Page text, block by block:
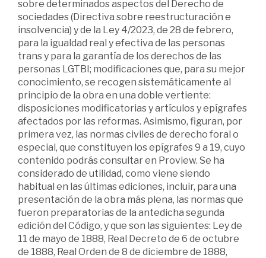
sobre determinados aspectos del Derecho de
sociedades (Directiva sobre reestructuración e
insolvencia) y de la Ley 4/2023, de 28 de febrero,
para la igualdad real y efectiva de las personas
trans y para la garantía de los derechos de las
personas LGTBI; modificaciones que, para su mejor
conocimiento, se recogen sistemáticamente al
principio de la obra en una doble vertiente:
disposiciones modificatorias y artículos y epígrafes
afectados por las reformas. Asimismo, figuran, por
primera vez, las normas civiles de derecho foral o
especial, que constituyen los epígrafes 9 a 19, cuyo
contenido podrás consultar en Proview. Se ha
considerado de utilidad, como viene siendo
habitual en las últimas ediciones, incluir, para una
presentación de la obra más plena, las normas que
fueron preparatorias de la antedicha segunda
edición del Código, y que son las siguientes: Ley de
11 de mayo de 1888, Real Decreto de 6 de octubre
de 1888, Real Orden de 8 de diciembre de 1888,